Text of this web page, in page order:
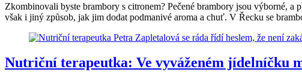
Zkombinovali byste brambory s citronem? Pečené brambory jsou výborné,
však i jiný způsob, jak jim dodat podmanivé aroma a chuť. V Řecku se
Nutriční terapeutka: Ve vyváženém jídelníčku